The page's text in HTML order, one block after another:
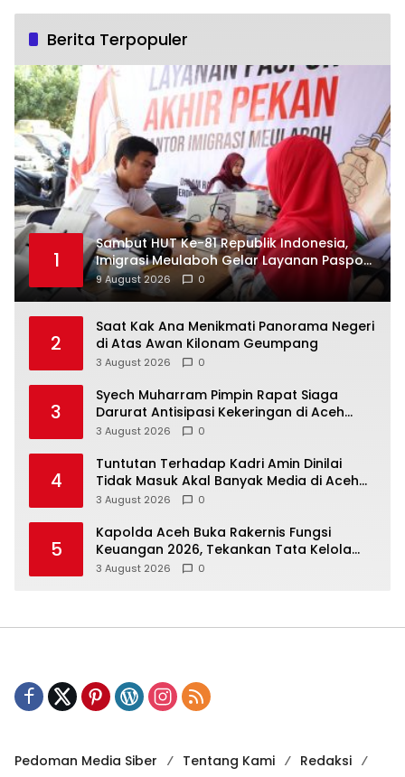
Berita Terpopuler
1
Sambut HUT Ke-81 Republik Indonesia,
Imigrasi Meulaboh Gelar Layanan Paspor
Akhir Pekan
9 August 2026 0
2
Saat Kak Ana Menikmati Panorama Negeri
di Atas Awan Kilonam Geumpang
3 August 2026 0
3
Syech Muharram Pimpin Rapat Siaga
Darurat Antisipasi Kekeringan di Aceh
Besar
3 August 2026 0
4
Tuntutan Terhadap Kadri Amin Dinilai
Tidak Masuk Akal Banyak Media di Aceh
Berpotensi Jadi Korban Selanjutnya
3 August 2026 0
5
Kapolda Aceh Buka Rakernis Fungsi
Keuangan 2026, Tekankan Tata Kelola
Anggaran yang Profesional dan
3 August 2026 0
Pedoman Media Siber Tentang Kami
Redaksi